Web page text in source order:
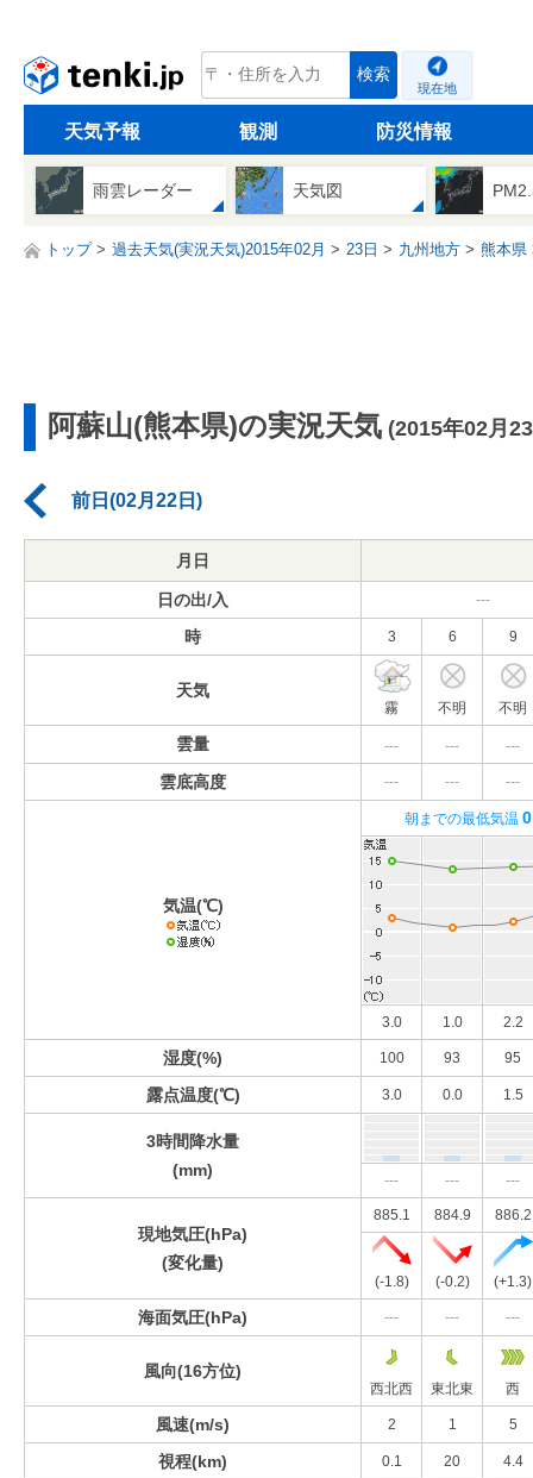
tenki.jp 検索
現在地
天気予報 観測 防災情報
雨雲レーダー 天気図
トップ 過去天気(実況天気)2015年02月 23日 九州地方 熊本県
阿蘇山(熊本県)の実況天気 (2015年02月
前日(02月22日)
月日
日の出/入 ---
時 3 6 9
天気
霧 不明 不明
雲量 --- --- ---
雲底高度 --- --- ---
気温(℃)
朝までの最低気温
3.0 1.0 2.2
湿度(%) 100 93 95
露点温度(℃) 3.0 0.0 1.5
3時間降水量
(mm)
--- --- ---
現地気圧(hPa)
(変化量)
885.1 884.9 886.2
(-1.8) (-0.2) (+1.3)
海面気圧(hPa) --- --- ---
風向(16方位)
西北西 東北東 西
風速(m/s) 2 1 5
視程(km) 0.1 20 4.4